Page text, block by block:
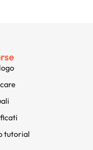
tutorial